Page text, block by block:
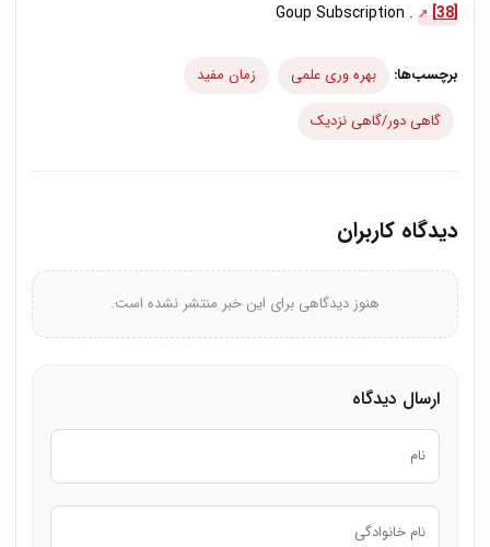
[38]
. Goup Subscription
برچسب‌ها: بهره وری علمی
زمان مفید
گاهی دور/گاهی نزدیک
دیدگاه کاربران
هنوز دیدگاهی برای این خبر منتشر نشده است.
ارسال دیدگاه